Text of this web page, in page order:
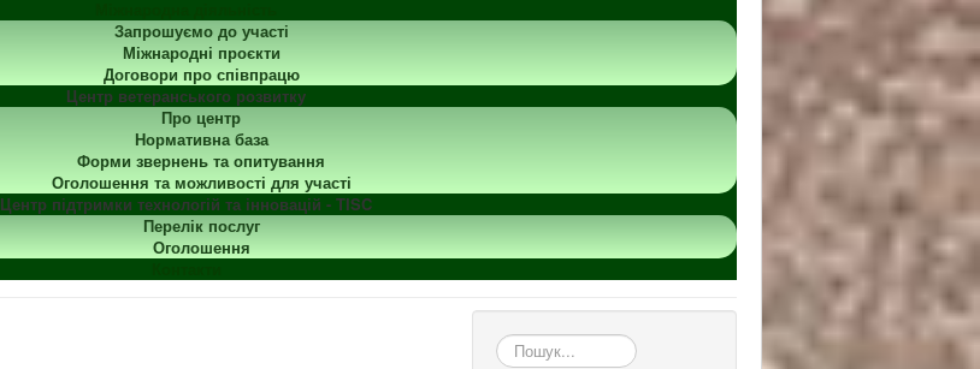
Запрошуємо до участі
Міжнародні проєкти
Договори про співпрацю
Центр ветеранського розвитку
Про центр
Нормативна база
Форми звернень та опитування
Оголошення та можливості для участі
Центр підтримки технологій та інновацій - TISC
Перелік послуг
Оголошення
пошук